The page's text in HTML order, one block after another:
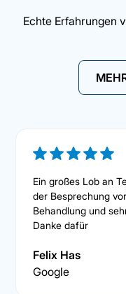
Echte Erfahrungen
Ein großes Lob an
der Besprechung
Behandlung und
Danke dafür
Felix Has
Google